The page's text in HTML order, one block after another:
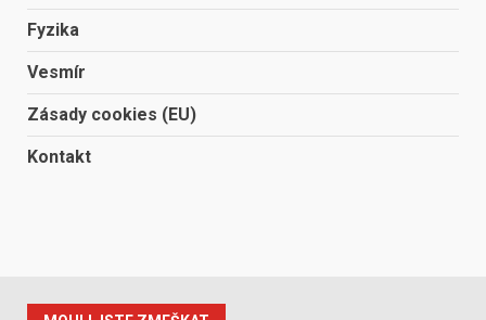
Fyzika
Vesmír
Zásady cookies (EU)
Kontakt